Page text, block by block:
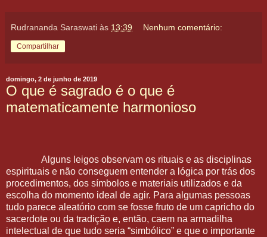
Rudrananda Saraswati às 13:39 Nenhum comentário:
Compartilhar
domingo, 2 de junho de 2019
O que é sagrado é o que é
matematicamente harmonioso
Alguns leigos observam os rituais e as disciplinas
espirituais e não conseguem entender a lógica por trás dos
procedimentos, dos símbolos e materiais utilizados e da
escolha do momento ideal de agir. Para algumas pessoas
tudo parece aleatório com se fosse fruto de um capricho do
sacerdote ou da tradição e, então, caem na armadilha
intelectual de que tudo seria “simbólico” e que o importante